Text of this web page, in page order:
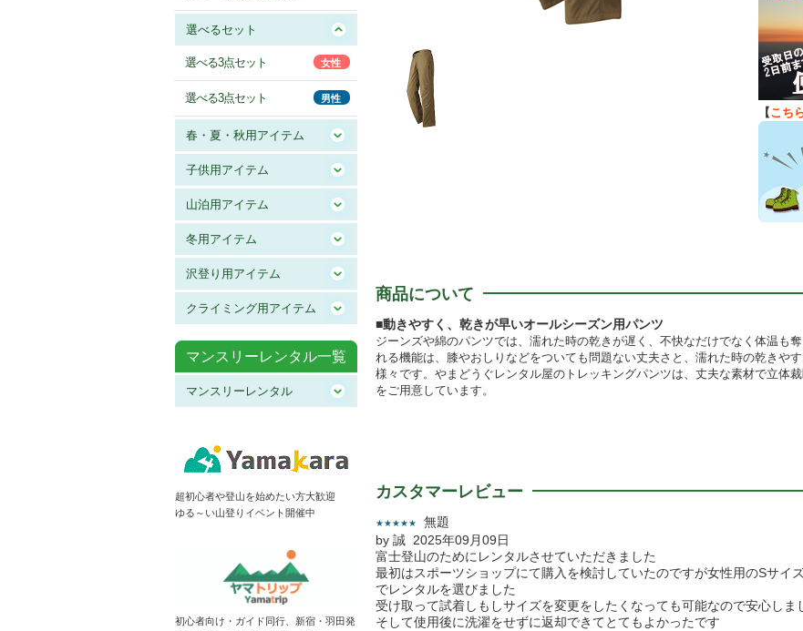
選べるセット
選べる3点セット 女性
選べる3点セット 男性
春・夏・秋用アイテム
子供用アイテム
山泊用アイテム
冬用アイテム
沢登り用アイテム
クライミング用アイテム
マンスリーレンタル一覧
マンスリーレンタル
超初心者や登山を始めたい方大歓迎
ゆる～い山登りイベント開催中
初心者向け・ガイド同行、新宿・羽田発
【こち
商品について
■動きやすく、乾きが早いオールシーズン用パンツ
ジーンズや綿のパンツでは、濡れた時の乾きが遅く、不快なだけでなく体温も
れる機能は、膝やおしりなどをついても問題ない丈夫さと、濡れた時の乾きや
様々です。やまどうぐレンタル屋のトレッキングパンツは、丈夫な素材で立体
をご用意しています。
カスタマーレビュー
★★★★★
無題
by 誠 2025年09月09日
富士登山のためにレンタルさせていただきました
最初はスポーツショップにて購入を検討していたのですが女性用のSサイ
でレンタルを選びました
受け取って試着しもしサイズを変更をしたくなっても可能なので安心しま
そして使用後に洗濯をせずに返却できてとてもよかったです